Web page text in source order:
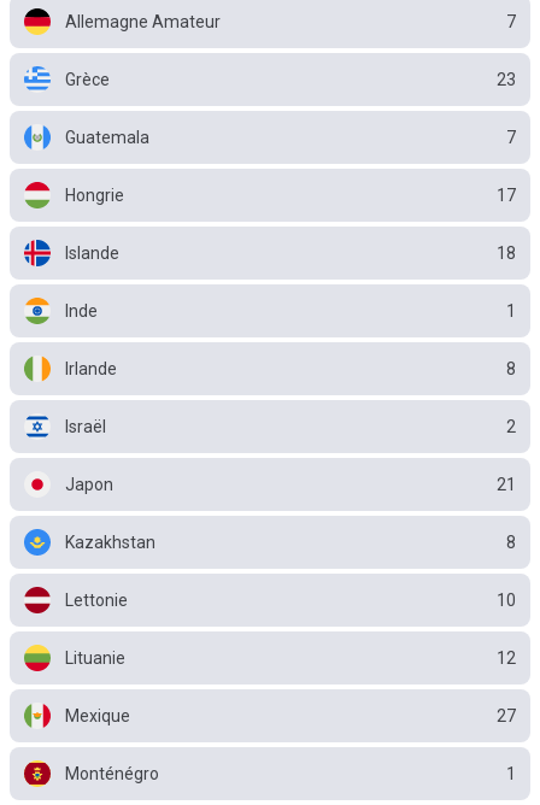
Allemagne Amateur 7
Grèce 23
Guatemala 7
Hongrie 17
Islande 18
Inde 1
Irlande 8
Israël 2
Japon 21
Kazakhstan 8
Lettonie 10
Lituanie 12
Mexique 27
Monténégro 1